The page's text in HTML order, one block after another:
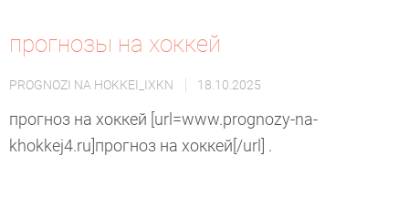
прогнозы на хоккей
PROGNOZI NA HOKKEI_IXKN 18.10.2025
прогноз на хоккей [url=www.prognozy-na-
khokkej4.ru]прогноз на хоккей[/url] .